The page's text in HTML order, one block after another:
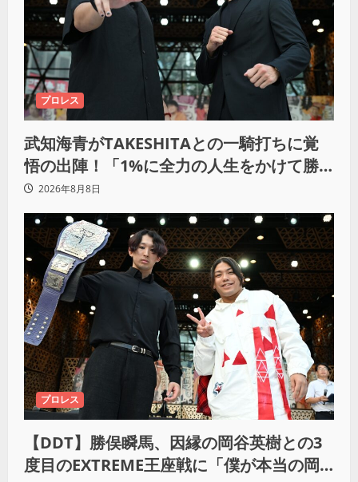
プロレス
武知海青がTAKESHITAとの一騎打ちに覚
悟の出陣！「1%に全力の人生をかけて勝
ちにいきたい」
2026年8月8日
プロレス
【DDT】勝俣瞬馬、因縁の岡谷英樹との3
度目のEXTREME王座戦に「僕が本当の岡